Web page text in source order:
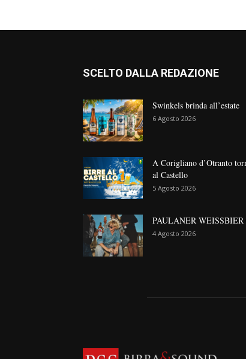
SCELTO DALLA REDAZIONE
Swinkels brinda all’estate
6 Agosto 2026
A Corigliano d’Otranto
al Castello
5 Agosto 2026
PAULANER WEISSBIER
4 Agosto 2026